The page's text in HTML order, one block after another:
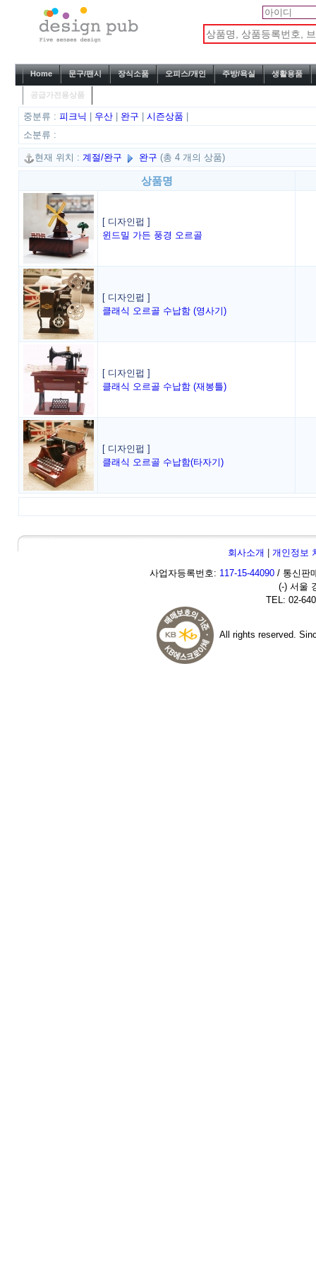
Home 문구/팬시 장식소품 오피스/개인 주방/욕실 생활용품
공급가전용상품
중분류 :피크닉 우산 완구 |시즌상품
소분류 :
현재 위치 :계절/완구 완구(총 4 개의 상품)
상품명
[ 디자인펍 ]
윈드밀 가든 풍경 오르골
[ 디자인펍 ]
클래식 오르골 수납함 (영사기)
[ 디자인펍 ]
클래식 오르골 수납함 (재봉틀)
[ 디자인펍 ]
클래식 오르골 수납함(타자기)
회사소개
개인정보
사업자등록번호: 117-15-44090/ 통신판
(-) 서울
TEL: 02-
All rights reserved.